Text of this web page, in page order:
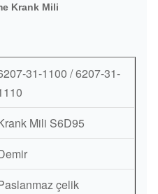
Krank Mili
31-1100 / 6207-31-
Mili S6D95
çelik